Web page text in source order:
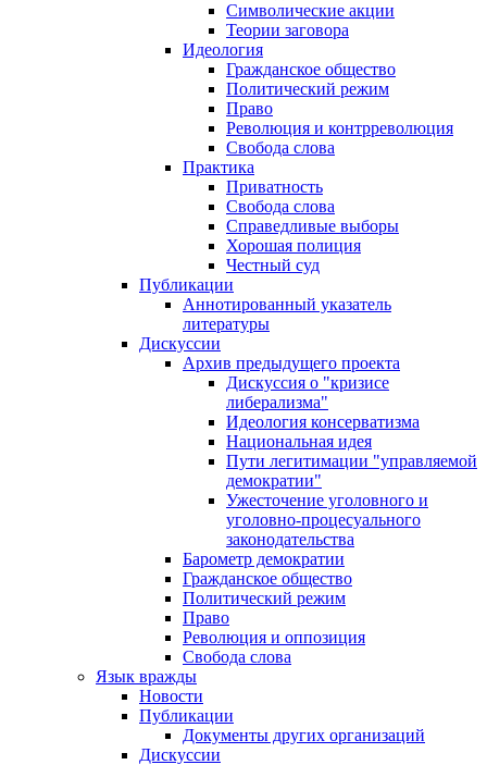
Символические акции
Теории заговора
Идеология
Гражданское общество
Политический режим
Право
Революция и контрреволюция
Свобода слова
Практика
Приватность
Свобода слова
Справедливые выборы
Хорошая полиция
Честный суд
Публикации
Аннотированный указатель
литературы
Дискуссии
Архив предыдущего проекта
Дискуссия о "кризисе
либерализма"
Идеология консерватизма
Национальная идея
Пути легитимации "управляемой
демократии"
Ужесточение уголовного и
уголовно-процесуального
законодательства
Барометр демократии
Гражданское общество
Политический режим
Право
Революция и оппозиция
Свобода слова
Язык вражды
Новости
Публикации
Документы других организаций
Дискуссии